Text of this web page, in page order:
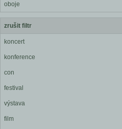
oboje
zrušit filtr
koncert
konference
con
festival
výstava
film